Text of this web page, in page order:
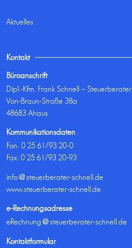
Aktuelles
Kontakt
Büroanschrift
Dipl.-Kfm. Frank Schnell – Steuerberater
Von-Braun-Straße 38a
48683 Ahaus
Kommunikationsdaten
Fon:0 25 61/93 20-0
Fax: 0 25 61/93 20-93
info@steuerberater-schnell.de
www.steuerberater-schnell.de
e-Rechnungsadresse
eRechnung@steuerberater-schnell.de
Kontaktformular